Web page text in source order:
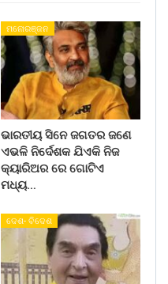
ମନୋରଞ୍ଜନ
ଭାରତୀୟ ସିନେ ଜଗତର ଜଣେ
ଏଭଳି ନିର୍ଦେଶକ ଯିଏକି ନିଜ
କ୍ୟାରିଅର ରେ ଗୋଟିଏ
ମଧ୍ୟ…
ଦେଶ- ବିଦେଶ